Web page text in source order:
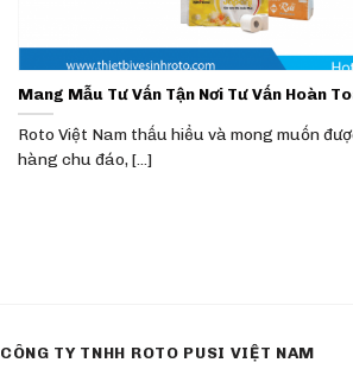
Mang Mẫu Tư Vấn Tận Nơi Tư Vấn Hoàn
Roto Việt Nam thấu hiểu và mong muốn
hàng chu đáo, [...]
CÔNG TY TNHH ROTO PUSI VIỆT NAM